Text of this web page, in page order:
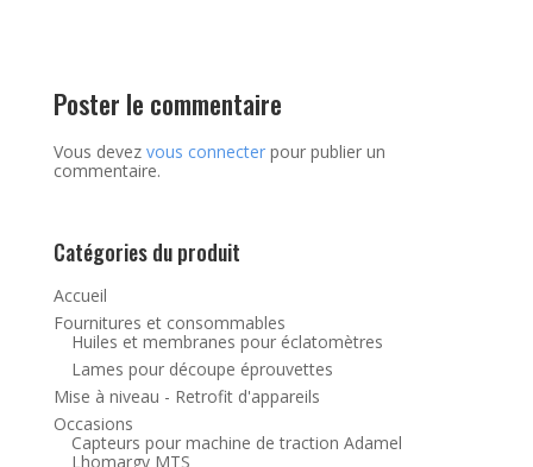
Poster le commentaire
Vous devez vous connecterpour publier un
commentaire.
Catégories du produit
Accueil
Fournitures et consommables
Huiles et membranes pour éclatomètres
Lames pour découpe éprouvettes
Mise à niveau - Retrofit d'appareils
Occasions
Capteurs pour machine de traction Adamel
Lhomargy MTS